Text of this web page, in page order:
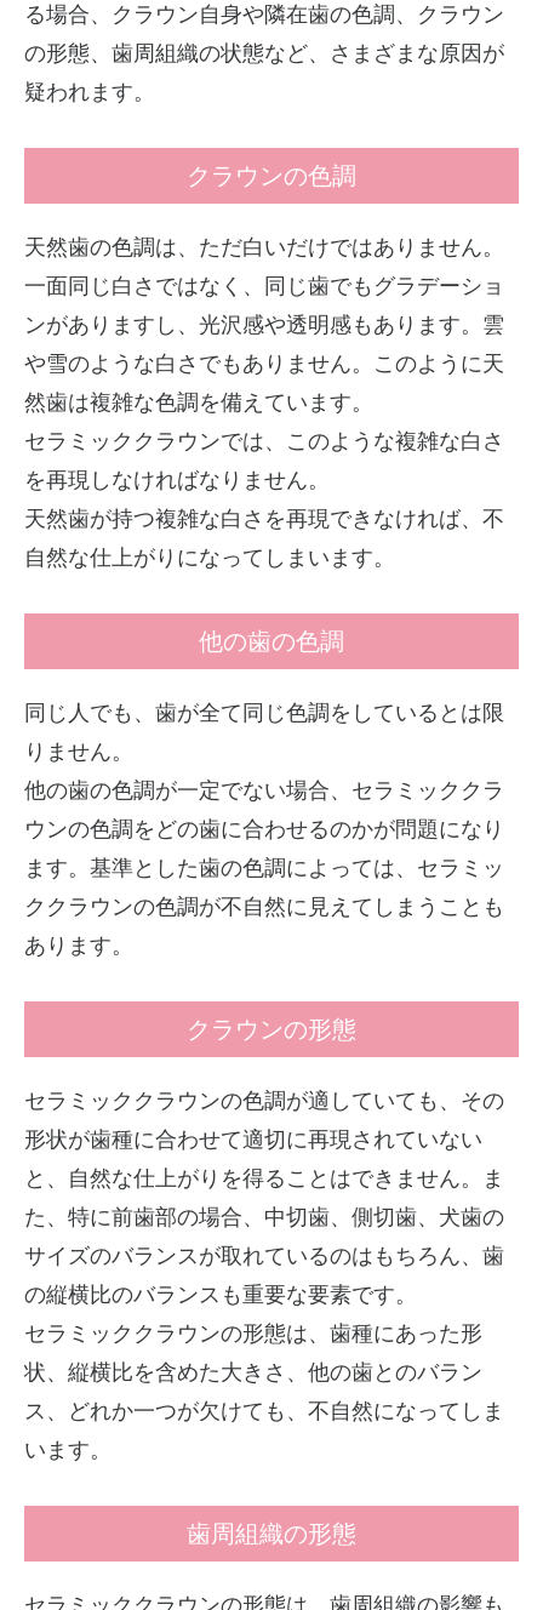
る場合、クラウン自身や隣在歯の色調、クラウン
の形態、歯周組織の状態など、さまざまな原因が
疑われます。
クラウンの色調
天然歯の色調は、ただ白いだけではありません。
一面同じ白さではなく、同じ歯でもグラデーショ
ンがありますし、光沢感や透明感もあります。雲
や雪のような白さでもありません。このように天
然歯は複雑な色調を備えています。
セラミッククラウンでは、このような複雑な白さ
を再現しなければなりません。
天然歯が持つ複雑な白さを再現できなければ、不
自然な仕上がりになってしまいます。
他の歯の色調
同じ人でも、歯が全て同じ色調をしているとは限
りません。
他の歯の色調が一定でない場合、セラミッククラ
ウンの色調をどの歯に合わせるのかが問題になり
ます。基準とした歯の色調によっては、セラミッ
ククラウンの色調が不自然に見えてしまうことも
あります。
クラウンの形態
セラミッククラウンの色調が適していても、その
形状が歯種に合わせて適切に再現されていない
と、自然な仕上がりを得ることはできません。ま
た、特に前歯部の場合、中切歯、側切歯、犬歯の
サイズのバランスが取れているのはもちろん、歯
の縦横比のバランスも重要な要素です。
セラミッククラウンの形態は、歯種にあった形
状、縦横比を含めた大きさ、他の歯とのバラン
ス、どれか一つが欠けても、不自然になってしま
います。
歯周組織の形態